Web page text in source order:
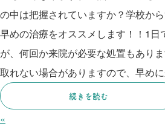
の中は把握されていますか？学校か
早めの治療をオススメします！！1日
が、何回か来院が必要な処置もあり
取れない場合がありますので、早めに
続きを読む
«